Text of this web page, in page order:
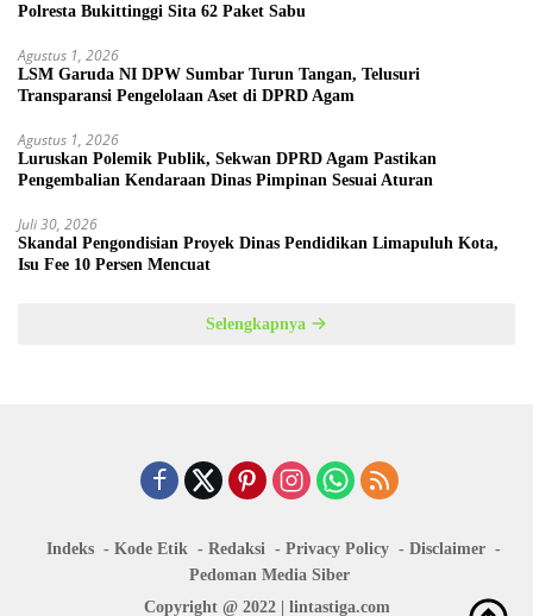
Polresta Bukittinggi Sita 62 Paket Sabu
Agustus 1, 2026
LSM Garuda NI DPW Sumbar Turun Tangan, Telusuri
Transparansi Pengelolaan Aset di DPRD Agam
Agustus 1, 2026
Luruskan Polemik Publik, Sekwan DPRD Agam Pastikan
Pengembalian Kendaraan Dinas Pimpinan Sesuai Aturan
Juli 30, 2026
Skandal Pengondisian Proyek Dinas Pendidikan Limapuluh Kota,
Isu Fee 10 Persen Mencuat
Selengkapnya
Indeks Kode Etik Redaksi Privacy Policy
Disclaimer
Pedoman Media Siber
Copyright @ 2022 | lintastiga.com